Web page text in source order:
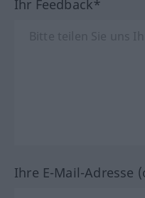
Ihr Feedback*
Ihre E-Mail-Adresse